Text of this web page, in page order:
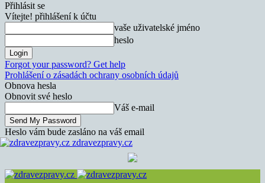
Přihlásit se
Vítejte! přihlášení k účtu
vaše uživatelské jméno
heslo
Forgot your password? Get help
Prohlášení o zásadách ochrany osobních údajů
Obnova hesla
Obnovit své heslo
Váš e-mail
Heslo vám bude zasláno na váš email
zdravezpravy.cz